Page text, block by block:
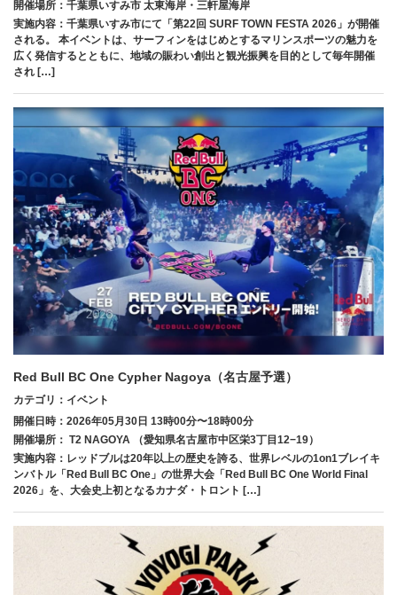
開催場所：千葉県いすみ市 太東海岸・三軒屋海岸
実施内容：千葉県いすみ市にて「第22回 SURF TOWN FESTA 2026」が開催
される。 本イベントは、サーフィンをはじめとするマリンスポーツの魅力を
広く発信するとともに、地域の賑わい創出と観光振興を目的として毎年開催
され […]
Red Bull BC One Cypher Nagoya（名古屋予選）
カテゴリ：イベント
開催日時：2026年05月30日 13時00分〜18時00分
開催場所： T2 NAGOYA （愛知県名古屋市中区栄3丁目12−19）
実施内容：レッドブルは20年以上の歴史を誇る、世界レベルの1on1ブレイキ
ンバトル「Red Bull BC One」の世界大会「Red Bull BC One World Final
2026」を、大会史上初となるカナダ・トロント […]